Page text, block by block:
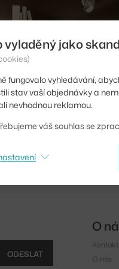
Legio Nova
vyladěný jako
fungovalo vyhledávání,
stav vaší objednávky a
nevhodnou reklamou.
váš souhlas se
ODESLAT
O
Kontakt
O nás